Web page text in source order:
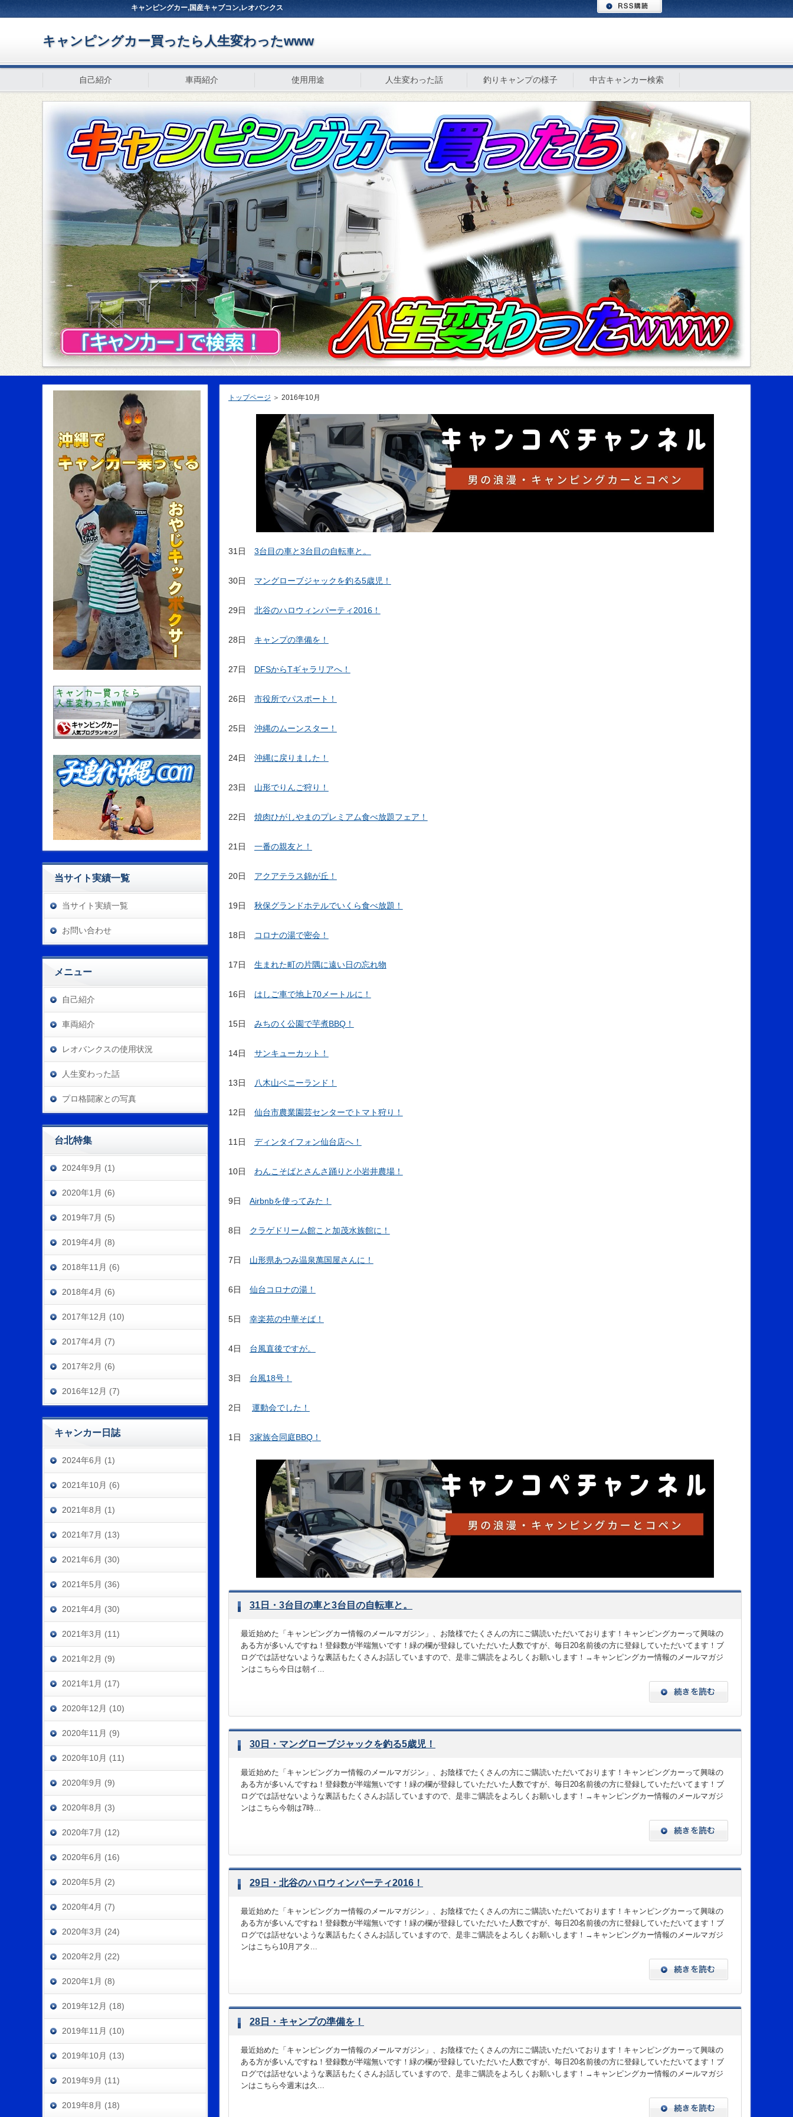
キャンピングカー,国産キャブコン,レオバンクス
キャンピングカー買ったら人生変わったwww
自己紹介 車両紹介 使用用途 人生変わった話 釣りキャンプの様子 中古キャンカー検索
トップページ ＞ 2016年10月
31日 3台目の車と3台目の自転車と。
30日 マングローブジャックを釣る5歳児！
29日 北谷のハロウィンパーティ2016！
28日 キャンプの準備を！
27日 DFSからTギャラリアへ！
26日 市役所でパスポート！
25日 沖縄のムーンスター！
24日 沖縄に戻りました！
23日 山形でりんご狩り！
22日 焼肉ひがしやまのプレミアム食べ放題フェア！
21日 一番の親友と！
20日 アクアテラス錦が丘！
19日 秋保グランドホテルでいくら食べ放題！
18日 コロナの湯で密会！
17日 生まれた町の片隅に遠い日の忘れ物
16日 はしご車で地上70メートルに！
15日 みちのく公園で芋煮BBQ！
14日 サンキューカット！
13日 八木山ベニーランド！
12日 仙台市農業園芸センターでトマト狩り！
11日 ディンタイフォン仙台店へ！
10日 わんこそばとさんさ踊りと小岩井農場！
9日 Airbnbを使ってみた！
8日 クラゲドリーム館こと加茂水族館に！
7日 山形県あつみ温泉萬国屋さんに！
6日 仙台コロナの湯！
5日 幸楽苑の中華そば！
4日 台風直後ですが。
3日 台風18号！
2日 運動会でした！
1日 3家族合同庭BBQ！
31日・3台目の車と3台目の自転車と。
最近始めた「キャンピングカー情報のメールマガジン」、お陰様でたくさんの方にご購読いただいております！キャンピングカーって興味の
ある方が多いんですね！登録数が半端無いです！緑の欄が登録していただいた人数ですが、毎日20名前後の方に登録していただいてます！ブ
ログでは話せないような裏話もたくさんお話していますので、是非ご購読をよろしくお願いします！→キャンピングカー情報のメールマガジ
ンはこちら今日は朝イ...
30日・マングローブジャックを釣る5歳児！
最近始めた「キャンピングカー情報のメールマガジン」、お陰様でたくさんの方にご購読いただいております！キャンピングカーって興味の
ある方が多いんですね！登録数が半端無いです！緑の欄が登録していただいた人数ですが、毎日20名前後の方に登録していただいてます！ブ
ログでは話せないような裏話もたくさんお話していますので、是非ご購読をよろしくお願いします！→キャンピングカー情報のメールマガジ
ンはこちら今朝は7時...
29日・北谷のハロウィンパーティ2016！
最近始めた「キャンピングカー情報のメールマガジン」、お陰様でたくさんの方にご購読いただいております！キャンピングカーって興味の
ある方が多いんですね！登録数が半端無いです！緑の欄が登録していただいた人数ですが、毎日20名前後の方に登録していただいてます！ブ
ログでは話せないような裏話もたくさんお話していますので、是非ご購読をよろしくお願いします！→キャンピングカー情報のメールマガジ
ンはこちら10月アタ...
28日・キャンプの準備を！
最近始めた「キャンピングカー情報のメールマガジン」、お陰様でたくさんの方にご購読いただいております！キャンピングカーって興味の
ある方が多いんですね！登録数が半端無いです！緑の欄が登録していただいた人数ですが、毎日20名前後の方に登録していただいてます！ブ
ログでは話せないような裏話もたくさんお話していますので、是非ご購読をよろしくお願いします！→キャンピングカー情報のメールマガジ
ンはこちら今週末は久...
当サイト実績一覧
当サイト実績一覧
お問い合わせ
メニュー
自己紹介
車両紹介
レオバンクスの使用状況
人生変わった話
プロ格闘家との写真
台北特集
2024年9月 (1)
2020年1月 (6)
2019年7月 (5)
2019年4月 (8)
2018年11月 (6)
2018年4月 (6)
2017年12月 (10)
2017年4月 (7)
2017年2月 (6)
2016年12月 (7)
キャンカー日誌
2024年6月 (1)
2021年10月 (6)
2021年8月 (1)
2021年7月 (13)
2021年6月 (30)
2021年5月 (36)
2021年4月 (30)
2021年3月 (11)
2021年2月 (9)
2021年1月 (17)
2020年12月 (10)
2020年11月 (9)
2020年10月 (11)
2020年9月 (9)
2020年8月 (3)
2020年7月 (12)
2020年6月 (16)
2020年5月 (2)
2020年4月 (7)
2020年3月 (24)
2020年2月 (22)
2020年1月 (8)
2019年12月 (18)
2019年11月 (10)
2019年10月 (13)
2019年9月 (11)
2019年8月 (18)